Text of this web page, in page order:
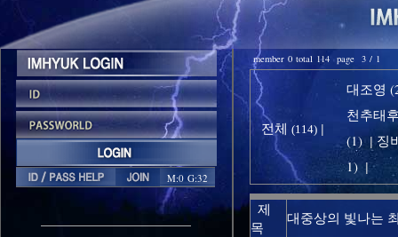
M:0 G:32
member 0 total 114 page 3 / 1
전체 (114) |
대조영
천추태
(1) | 징
1) |
제
목
대중상의 빛나는